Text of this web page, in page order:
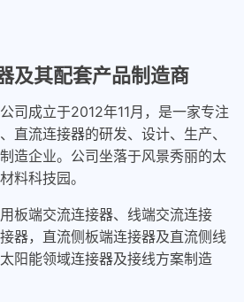
及其配套产品制造商
司成立于2012年11月，是一家专注
直流连接器的研发、设计、生产、
造企业。公司坐落于风景秀丽的太
科技园。
板端交流连接器、线端交流连接
器，直流侧板端连接器及直流侧线
阳能领域连接器及接线方案制造